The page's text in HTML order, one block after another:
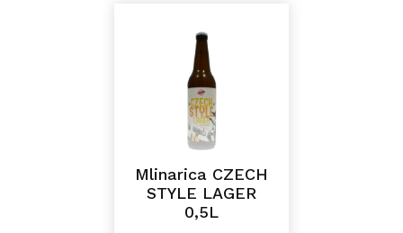
Mlinarica CZECH
STYLE LAGER
0,5L